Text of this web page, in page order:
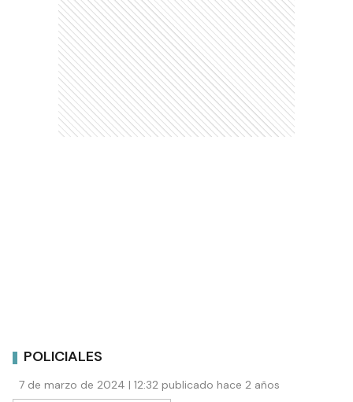
POLICIALES
7 de marzo de 2024 | 12:32 publicado hace 2 años